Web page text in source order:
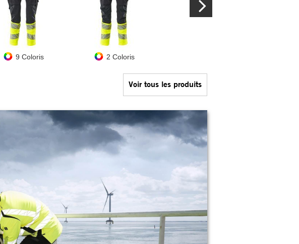
9 Coloris 2 Coloris
Voir tous les produits